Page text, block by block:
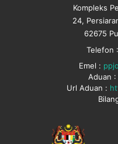
Kompleks
24,
62675
Telefon
Emel :
Aduan
Url Aduan :